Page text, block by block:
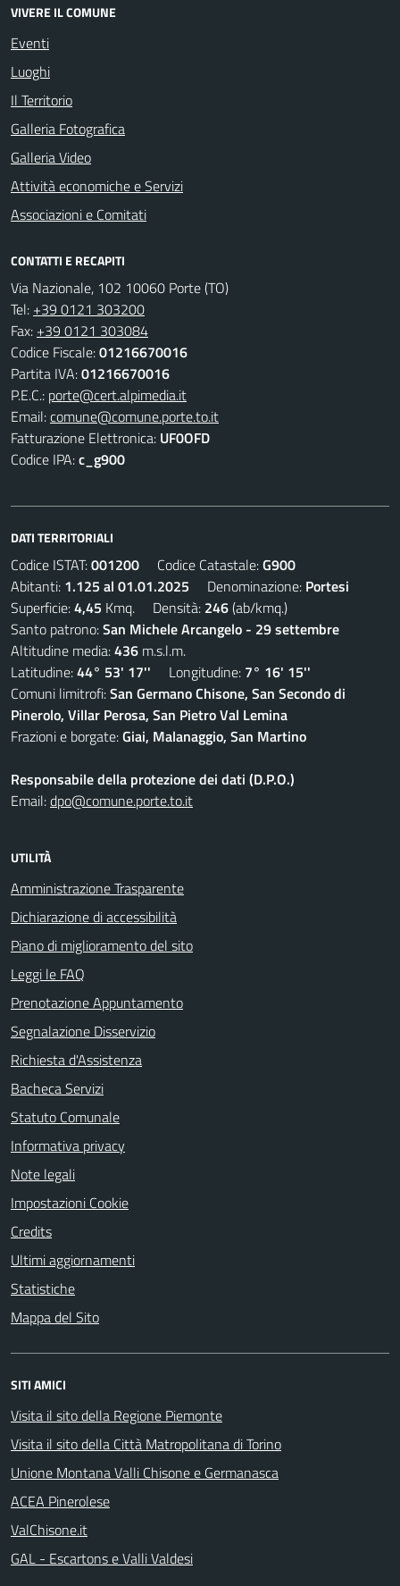
VIVERE IL COMUNE
Eventi
Luoghi
Il Territorio
Galleria Fotografica
Galleria Video
Attività economiche e Servizi
Associazioni e Comitati
CONTATTI E RECAPITI
Via Nazionale, 102 10060 Porte (TO)
Tel: +39 0121 303200
Fax: +39 0121 303084
Codice Fiscale:01216670016
Partita IVA:01216670016
P.E.C.: porte@cert.alpimedia.it
Email:comune@comune.porte.to.it
Fatturazione Elettronica: UF0OFD
Codice IPA:c_g900
DATI TERRITORIALI
Codice ISTAT:001200 Codice Catastale:G900
Abitanti: 1.125 al 01.01.2025 Denominazione: Portesi
Superficie:4,45 Kmq. Densità: 246(ab/kmq.)
Santo patrono:San Michele Arcangelo - 29 settembre
Altitudine media:436 m.s.l.m.
Latitudine:44° 53' 17'' Longitudine: 7° 16' 15''
Comuni limitrofi:San Germano Chisone, San Secondo di
Pinerolo, Villar Perosa, San Pietro Val Lemina
Frazioni e borgate:Giai, Malanaggio, San Martino
Responsabile della protezione dei dati (D.P.O.)
Email:dpo@comune.porte.to.it
UTILITÀ
Amministrazione Trasparente
Dichiarazione di accessibilità
Piano di miglioramento del sito
Leggi le FAQ
Prenotazione Appuntamento
Segnalazione Disservizio
Richiesta d'Assistenza
Bacheca Servizi
Statuto Comunale
Informativa privacy
Note legali
Impostazioni Cookie
Credits
Ultimi aggiornamenti
Statistiche
Mappa del Sito
SITI AMICI
Visita il sito della Regione Piemonte
Visita il sito della Città Matropolitana di Torino
Unione Montana Valli Chisone e Germanasca
ACEA Pinerolese
ValChisone.it
GAL - Escartons e Valli Valdesi